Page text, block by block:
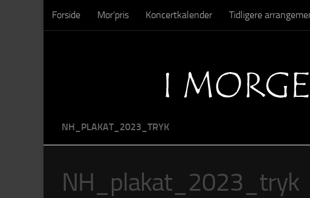
Skip to content
Forside Mor’pris Koncertkalender Tidligere
NH_PLAKAT_2023_TRYK
NH_plakat_2023_tryk